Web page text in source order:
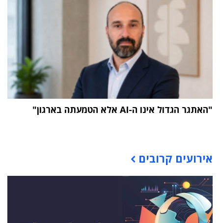
"האתגר הגדול אינו ה-AI אלא הטמעתה בארגון"
אירועים קרובים